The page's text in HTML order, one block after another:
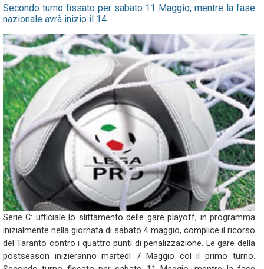
Secondo turno fissato per sabato 11 Maggio, mentre la fase
nazionale avrà inizio il 14.
Serie C: ufficiale lo slittamento delle gare playoff, in programma
inizialmente nella giornata di sabato 4 maggio, complice il ricorso
del Taranto contro i quattro punti di penalizzazione. Le gare della
postseason inizieranno martedì 7 Maggio col il primo turno.